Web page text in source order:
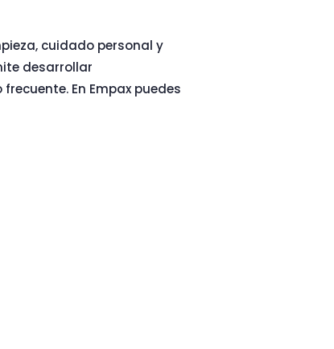
cuidado personal y
desarrollar
En Empax puedes